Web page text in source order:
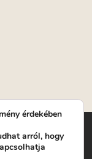
| Működési
Kálvária tér 6. |
| Titkárság:
érdekében
arról, hogy